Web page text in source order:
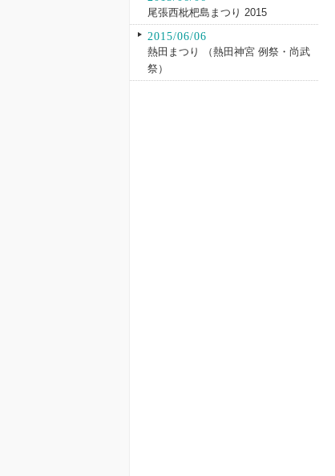
尾張西枇杷島まつり 2015
2015/06/06
熱田まつり （熱田神宮 例祭・尚武
祭）